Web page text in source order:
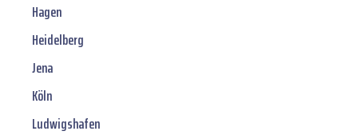
Hagen
Heidelberg
Jena
Köln
Ludwigshafen